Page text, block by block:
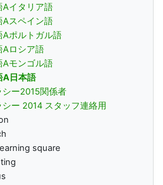
Aイタリア語
Aスペイン語
Aポルトガル語
Aロシア語
Aモンゴル語
A日本語
ー2015関係者
ー 2014 スタッフ連絡用
square